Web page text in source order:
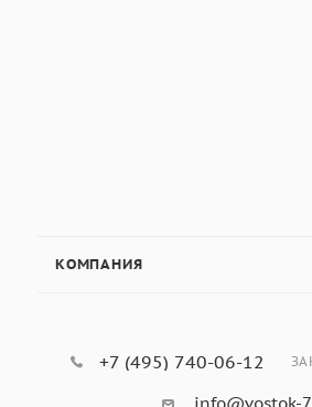
КОМПАНИЯ
+7 (495) 740-06-12